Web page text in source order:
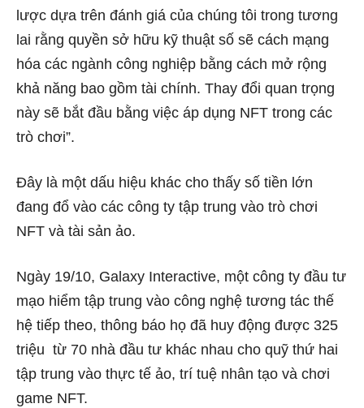
lược dựa trên đánh giá của chúng tôi trong tương
lai rằng quyền sở hữu kỹ thuật số sẽ cách mạng
hóa các ngành công nghiệp bằng cách mở rộng
khả năng bao gồm tài chính. Thay đổi quan trọng
này sẽ bắt đầu bằng việc áp dụng NFT trong các
trò chơi”.
Đây là một dấu hiệu khác cho thấy số tiền lớn
đang đổ vào các công ty tập trung vào trò chơi
NFT và tài sản ảo.
Ngày 19/10, Galaxy Interactive, một công ty đầu tư
mạo hiểm tập trung vào công nghệ tương tác thế
hệ tiếp theo, thông báo họ đã huy động được 325
triệu từ 70 nhà đầu tư khác nhau cho quỹ thứ hai
tập trung vào thực tế ảo, trí tuệ nhân tạo và chơi
game NFT.